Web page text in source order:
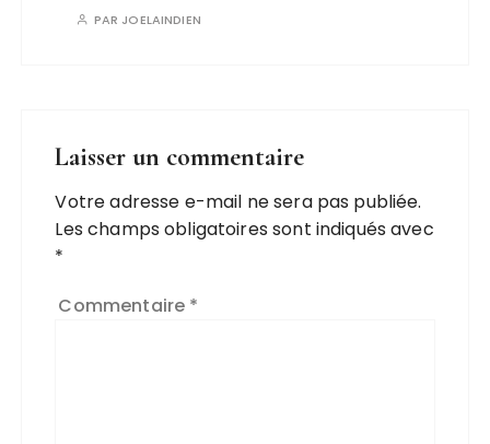
PAR JOELAINDIEN
Laisser un commentaire
Votre adresse e-mail ne sera pas publiée.
Les champs obligatoires sont indiqués avec
*
Commentaire *